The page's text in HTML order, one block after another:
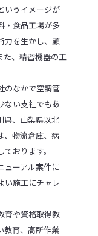
いうイメージが
・食品工場が多
力を生かし、顧
た、精密機器の工
のなかで空調管
ない支社でもあ
県、山梨県以北
、物流倉庫、病
おります。
ューアル案件に
い施工にチャレ
育や資格取得教
教育、高所作業